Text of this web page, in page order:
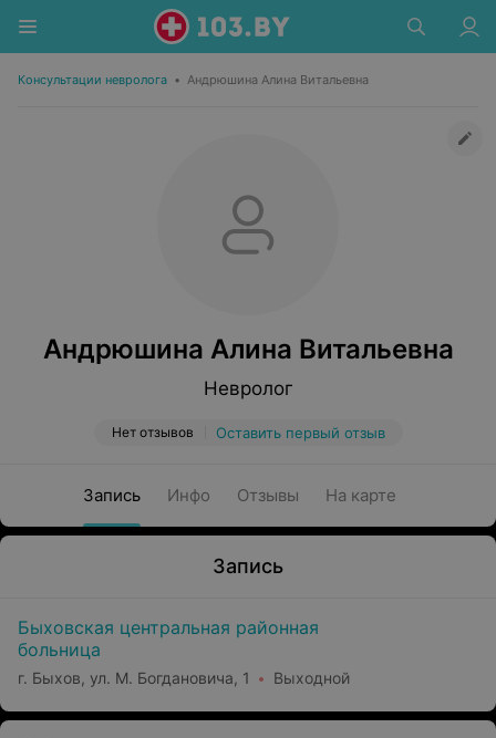
Консультации невролога • Андрюшина Алина Витальевна
Андрюшина Алина Витальевна
Невролог
Нет отзывов Оставить первый отзыв
Запись Инфо Отзывы На карте
Запись
Быховская центральная районная
больница
г. Быхов, ул. М. Богдановича, 1 Выходной